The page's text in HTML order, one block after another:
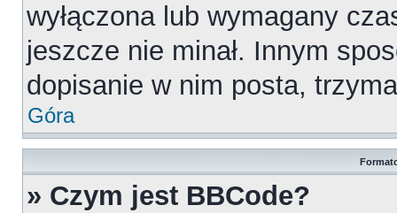
wyłączona lub wymagany
jeszcze nie minał. Innym
dopisanie w nim posta,
Góra
» Czym jest BBCode?